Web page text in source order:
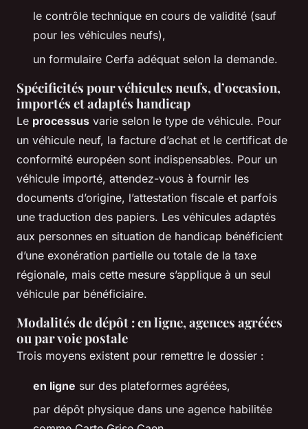
le contrôle technique en cours de validité (sauf
pour les véhicules neufs),
un formulaire Cerfa adéquat selon la demande.
Spécificités pour véhicules neufs, d’occasion,
importés et adaptés handicap
Le processus varie selon le type de véhicule. Pour
un véhicule neuf, la facture d’achat et le certificat de
conformité européen sont indispensables. Pour un
véhicule importé, attendez-vous à fournir les
documents d’origine, l’attestation fiscale et parfois
une traduction des papiers. Les véhicules adaptés
aux personnes en situation de handicap bénéficient
d’une exonération partielle ou totale de la taxe
régionale, mais cette mesure s’applique à un seul
véhicule par bénéficiaire.
Modalités de dépôt : en ligne, agences agréées
ou par voie postale
Trois moyens existent pour remettre le dossier :
en ligne sur des plateformes agréées,
par dépôt physique dans une agence habilitée